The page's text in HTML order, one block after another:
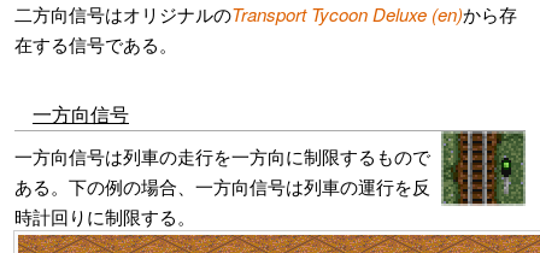
二方向信号はオリジナルのTransport Tycoon Deluxe (en)から存
在する信号である。
一方向信号
一方向信号は列車の走行を一方向に制限するもので
ある。下の例の場合、一方向信号は列車の運行を反
時計回りに制限する。